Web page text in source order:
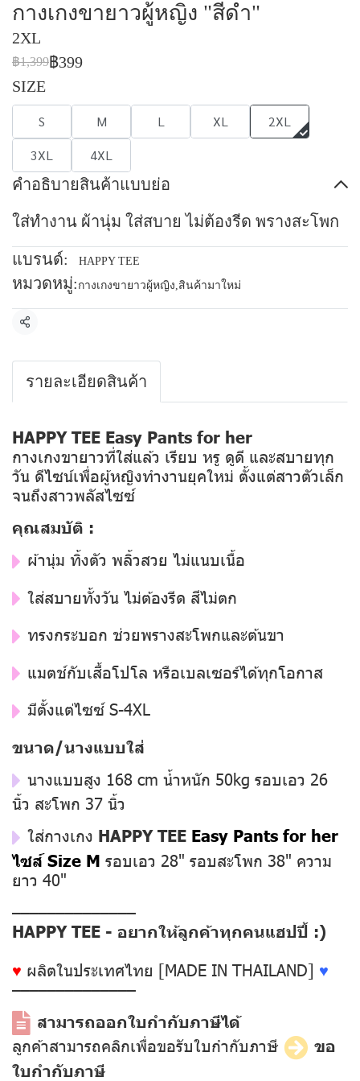
กางเกงขายาวผู้หญิง "สีดำ"
2XL
฿1,399฿399
SIZE
S M L XL
2XL
3XL
4XL
คำอธิบายสินค้าแบบย่อ
ใส่ทำงาน ผ้านุ่ม ใส่สบาย ไม่ต้องรีด พรางสะโพก
แบรนด์: HAPPY TEE
หมวดหมู่: กางเกงขายาวผู้หญิง,สินค้ามาใหม่
แชร์
รายละเอียดสินค้า
HAPPY TEE Easy Pants for her
กางเกงขายาวที่ใส่แล้ว เรียบ หรู ดูดี และสบายทุก
วัน ดีไซน์เพื่อผู้หญิงทำงานยุคใหม่ ตั้งแต่สาวตัวเล็ก
จนถึงสาวพลัสไซซ์
คุณสมบัติ :
ผ้านุ่ม ทิ้งตัว พลิ้วสวย ไม่แนบเนื้อ
ใส่สบายทั้งวัน ไม่ต้องรีด สีไม่ตก
ทรงกระบอก ช่วยพรางสะโพกและต้นขา
แมตช์กับเสื้อโปโล หรือเบลเซอร์ได้ทุกโอกาส
มีตั้งแต่ไซซ์ S-4XL
ขนาด/นางแบบใส่
นางแบบสูง 168 cm น้ำหนัก 50kg รอบเอว 26
นิ้ว สะโพก 37 นิ้ว
ใส่กางเกง HAPPY TEE Easy Pants for her
ไซส์ Size M รอบเอว 28" รอบสะโพก 38" ความ
ยาว 40"
––––––––––––––
HAPPY TEE - อยากให้ลูกค้าทุกคนแฮปปี้ :)
♥ ผลิตในประเทศไทย [MADE IN THAILAND] ♥
––––––––––––––
สามารถออกใบกำกับภาษีได้
ลูกค้าสามารถคลิกเพื่อขอรับใบกำกับภาษี
ขอ
ใบกำกับภาษี